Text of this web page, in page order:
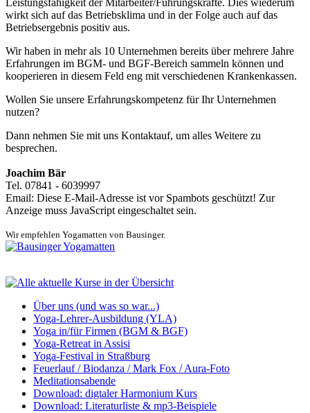
Leistungsfähigkeit der Mitarbeiter/Führungskräfte. Dies wiederum
wirkt sich auf das Betriebsklima und in der Folge auch auf das
Betriebsergebnis positiv aus.
Wir haben in mehr als 10 Unternehmen bereits über mehrere Jahre
Erfahrungen im BGM- und BGF-Bereich sammeln können und
kooperieren in diesem Feld eng mit verschiedenen Krankenkassen.
Wollen Sie unsere Erfahrungskompetenz für Ihr Unternehmen
nutzen?
Dann nehmen Sie mit uns Kontaktauf, um alles Weitere zu
besprechen.
Joachim Bär
Tel. 07841 - 6039997
Email: Diese E-Mail-Adresse ist vor Spambots geschützt! Zur
Anzeige muss JavaScript eingeschaltet sein.
Wir empfehlen Yogamatten von Bausinger.
Über uns (und was so war...)
Yoga-Lehrer-Ausbildung (YLA)
Yoga in/für Firmen (BGM & BGF)
Yoga-Retreat in Assisi
Yoga-Festival in Straßburg
Feuerlauf / Biodanza / Mark Fox / Aura-Foto
Meditationsabende
Download: digtaler Harmonium Kurs
Download: Literaturliste & mp3-Beispiele